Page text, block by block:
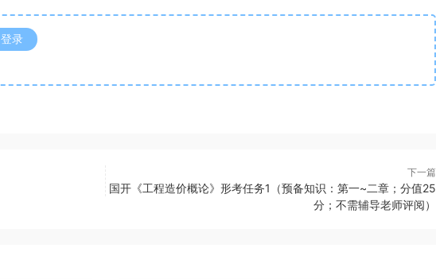
登录
下一篇
国开《工程造价概论》形考任务1（预备知识：第一~二章；分值25
分；不需辅导老师评阅）